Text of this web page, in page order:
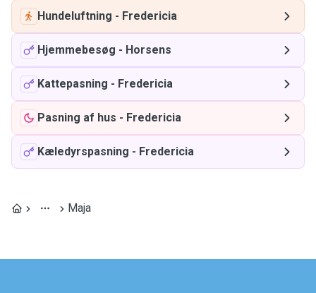
Hundeluftning - Fredericia
Hjemmebesøg - Horsens
Kattepasning - Fredericia
Pasning af hus - Fredericia
Kæledyrspasning - Fredericia
Maja